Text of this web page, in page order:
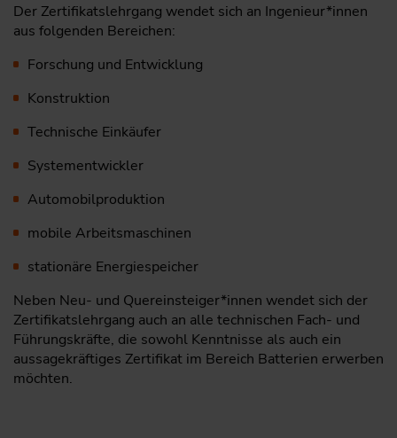
Der Zertifikatslehrgang wendet sich an Ingenieur*innen
aus folgenden Bereichen:
Forschung und Entwicklung
Konstruktion
Technische Einkäufer
Systementwickler
Automobilproduktion
mobile Arbeitsmaschinen
stationäre Energiespeicher
Neben Neu- und Quereinsteiger*innen wendet sich der
Zertifikatslehrgang auch an alle technischen Fach- und
Führungskräfte, die sowohl Kenntnisse als auch ein
aussagekräftiges Zertifikat im Bereich Batterien erwerben
möchten.